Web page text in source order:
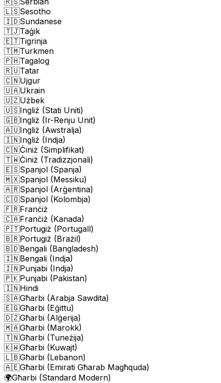
🇱🇸Sesotho
🇮🇩Sundanese
🇹🇯Taġik
🇪🇹Tigrinja
🇹🇲Turkmen
🇵🇭Tagalog
🇷🇺Tatar
🇨🇳Ujgur
🇺🇦Ukrain
🇺🇿Użbek
🇺🇸Ingliż (Stati Uniti)
🇬🇧Ingliż (Ir-Renju Unit)
🇦🇺Ingliż (Awstralja)
🇮🇳Ingliż (Indja)
🇨🇳Ċiniż (Simplifikat)
🇹🇼Ċiniż (Tradizzjonali)
🇪🇸Spanjol (Spanja)
🇲🇽Spanjol (Messiku)
🇦🇷Spanjol (Arġentina)
🇨🇴Spanjol (Kolombja)
🇫🇷Franċiż
🇨🇦Franċiż (Kanada)
🇵🇹Portugiż (Portugall)
🇧🇷Portugiż (Brażil)
🇧🇩Bengali (Bangladesh)
🇮🇳Bengali (Indja)
🇮🇳Punjabi (Indja)
🇵🇰Punjabi (Pakistan)
🇮🇳Hindi
🇸🇦Għarbi (Arabja Sawdita)
🇪🇬Għarbi (Eġittu)
🇩🇿Għarbi (Alġerija)
🇲🇦Għarbi (Marokk)
🇹🇳Għarbi (Tuneżija)
🇰🇼Għarbi (Kuwajt)
🇱🇧Għarbi (Lebanon)
🇦🇪Għarbi (Emirati Għarab Magħquda)
🌍Għarbi (Standard Modern)